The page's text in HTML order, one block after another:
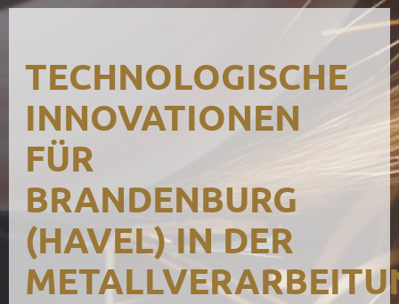
TECHNOLOGISCHE
INNOVATIONEN
FÜR
BRANDENBURG
(HAVEL) IN DER